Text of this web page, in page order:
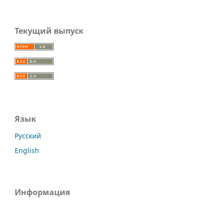
Текущий выпуск
Язык
Русский
English
Информация